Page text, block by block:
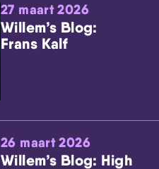
27 maart 2026
Willem’s Blog:
Frans Kalf
26 maart 2026
Willem’s Blog: High